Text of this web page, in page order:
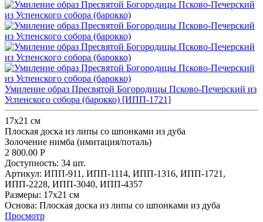
Умиление образ Пресвятой Богородицы Псково-Печерский из
Успенского собора (барокко) [ИПП-1721]
17х21 см
Плоская доска из липы со шпонками из дуба
Золочение нимба (имитация/поталь)
2 800.00 Р
Доступность: 34 шт.
Артикул: ИПП-911, ИПП-1114, ИПП-1316, ИПП-1721,
ИПП-2228, ИПП-3040, ИПП-4357
Размеры: 17х21 см
Основа: Плоская доска из липы со шпонками из дуба
Просмотр